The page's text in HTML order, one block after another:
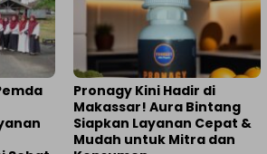
Pronagy Kini Hadir di
Makassar! Aura Bintang
Siapkan Layanan Cepat &
Mudah untuk Mitra dan